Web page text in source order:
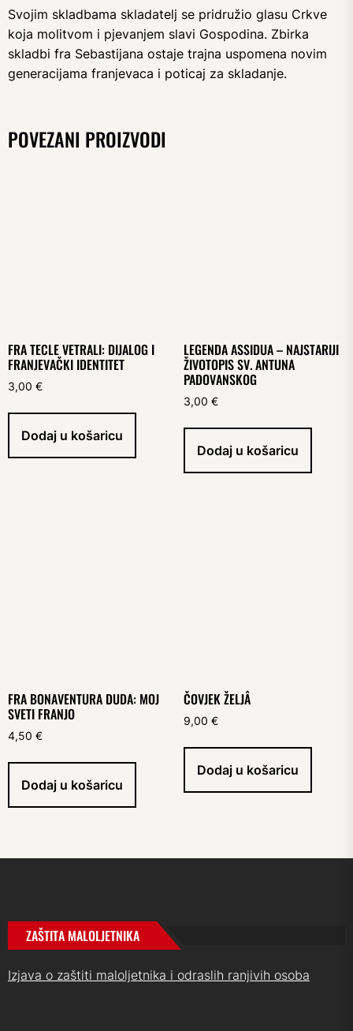
Svojim skladbama skladatelj se pridružio glasu Crkve
koja molitvom i pjevanjem slavi Gospodina. Zbirka
skladbi fra Sebastijana ostaje trajna uspomena novim
generacijama franjevaca i poticaj za skladanje.
POVEZANI PROIZVODI
FRA TECLE VETRALI: DIJALOG I
FRANJEVAČKI IDENTITET
3,00 €
Dodaj u košaricu
LEGENDA ASSIDUA – NAJSTARIJI
ŽIVOTOPIS SV. ANTUNA
PADOVANSKOG
3,00 €
Dodaj u košaricu
FRA BONAVENTURA DUDA: MOJ
SVETI FRANJO
4,50 €
Dodaj u košaricu
ČOVJEK ŽELJÂ
9,00 €
Dodaj u košaricu
ZAŠTITA MALOLJETNIKA
Izjava o zaštiti maloljetnika i odraslih ranjivih osoba